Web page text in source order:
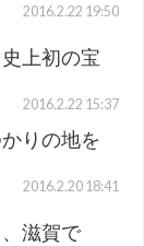
2016.2.22 19:50
上初の宝
2016.2.22 15:37
りの地を
2016.2.20 18:41
滋賀で